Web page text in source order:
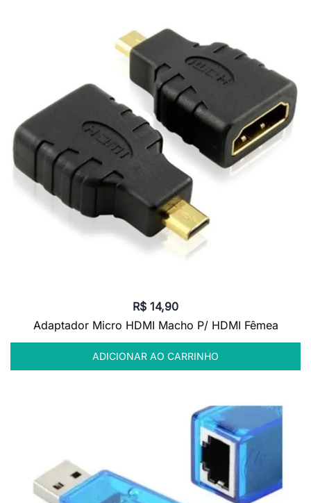
R$ 14,90
Adaptador Micro HDMI Macho P/ HDMI Fêmea
ADICIONAR AO CARRINHO